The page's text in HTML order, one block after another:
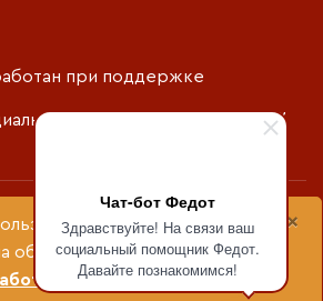
Чат-бот Федот
Здравствуйте! На связи ваш
социальный помощник Федот.
Давайте познакомимся!
×
сайт, вы
обработку файлов cookie и
персональных
при поддержке
политики Свердловской
кластер». Все права защищены. При
прямая гиперссылка обязательна